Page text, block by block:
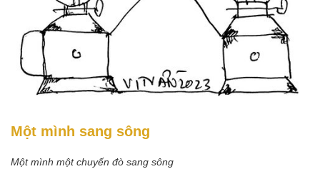
Một mình sang sông
Một mình một chuyến đò sang sông